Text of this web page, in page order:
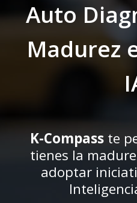
Auto
Madurez
K-Compass te
tienes la
adoptar